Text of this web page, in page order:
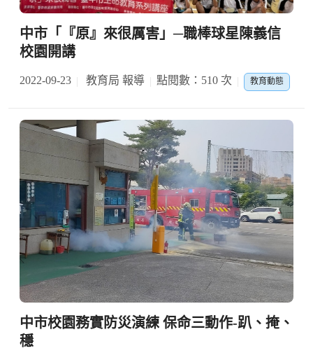
中市「『原』來很厲害」─職棒球星陳義信
校園開講
2022-09-23 教育局 報導 點閱數：510 次 教育動態
中市校園務實防災演練 保命三動作-趴、掩、
穩